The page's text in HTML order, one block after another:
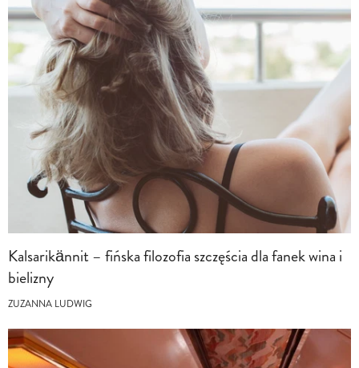
Kalsarikännit – fińska filozofia szczęścia dla fanek wina i
bielizny
ZUZANNA LUDWIG